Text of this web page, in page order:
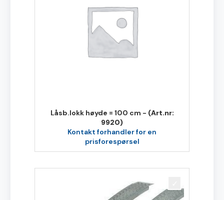
Låsb.lokk høyde = 100 cm - (Art.nr:
9920)
Kontakt forhandler for en
prisforespørsel